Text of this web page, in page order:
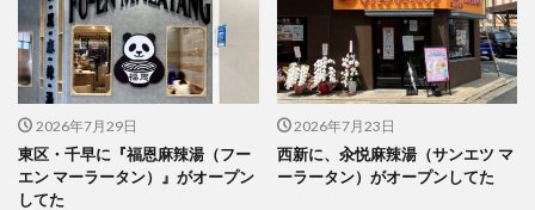
2026年7月29日
東区・千早に『福恩麻辣湯（フー
エン マーラータン）』がオープン
してた
2026年7月23日
西新に、汆悦麻辣湯（サンエツ マ
ーラータン）がオープンしてた